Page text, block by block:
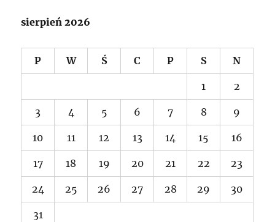
sierpień 2026
P W Ś C P S N
1 2
3 4 5 6 7 8 9
10 11 12 13 14 15 16
17 18 19 20 21 22 23
24 25 26 27 28 29 30
31